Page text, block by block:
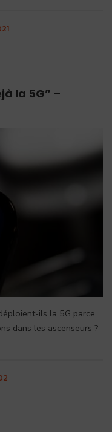
la 5G” –
ils la 5G parce
dans les ascenseurs ?